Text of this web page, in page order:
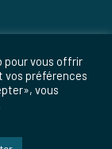
pour vous offrir
vos préférences
vous